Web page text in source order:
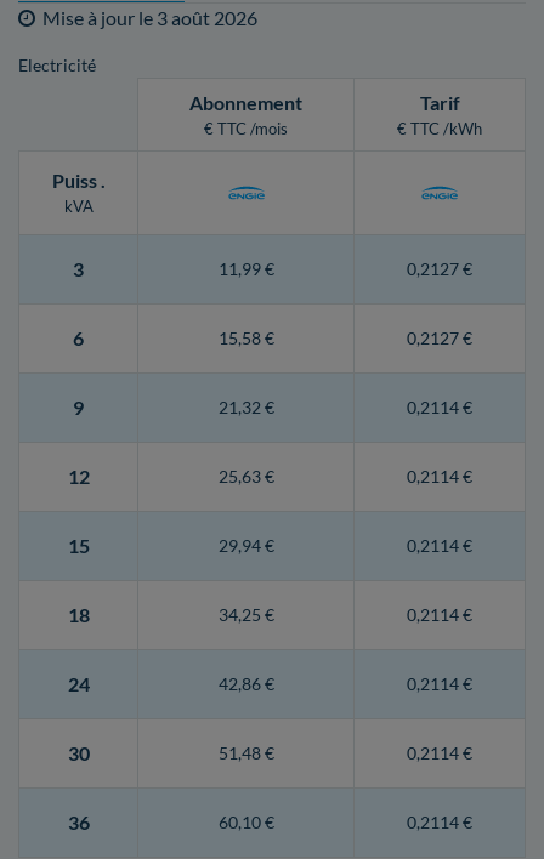
Mise à jour le 3 août 2026
Electricité
Abonnement
€ TTC /mois
Tarif
€ TTC /kWh
Puiss.
kVA
3 11,99 € 0,2127 €
6 15,58 € 0,2127 €
9 21,32 € 0,2114 €
12 25,63 € 0,2114 €
15 29,94 € 0,2114 €
18 34,25 € 0,2114 €
24 42,86 € 0,2114 €
30 51,48 € 0,2114 €
36 60,10 € 0,2114 €